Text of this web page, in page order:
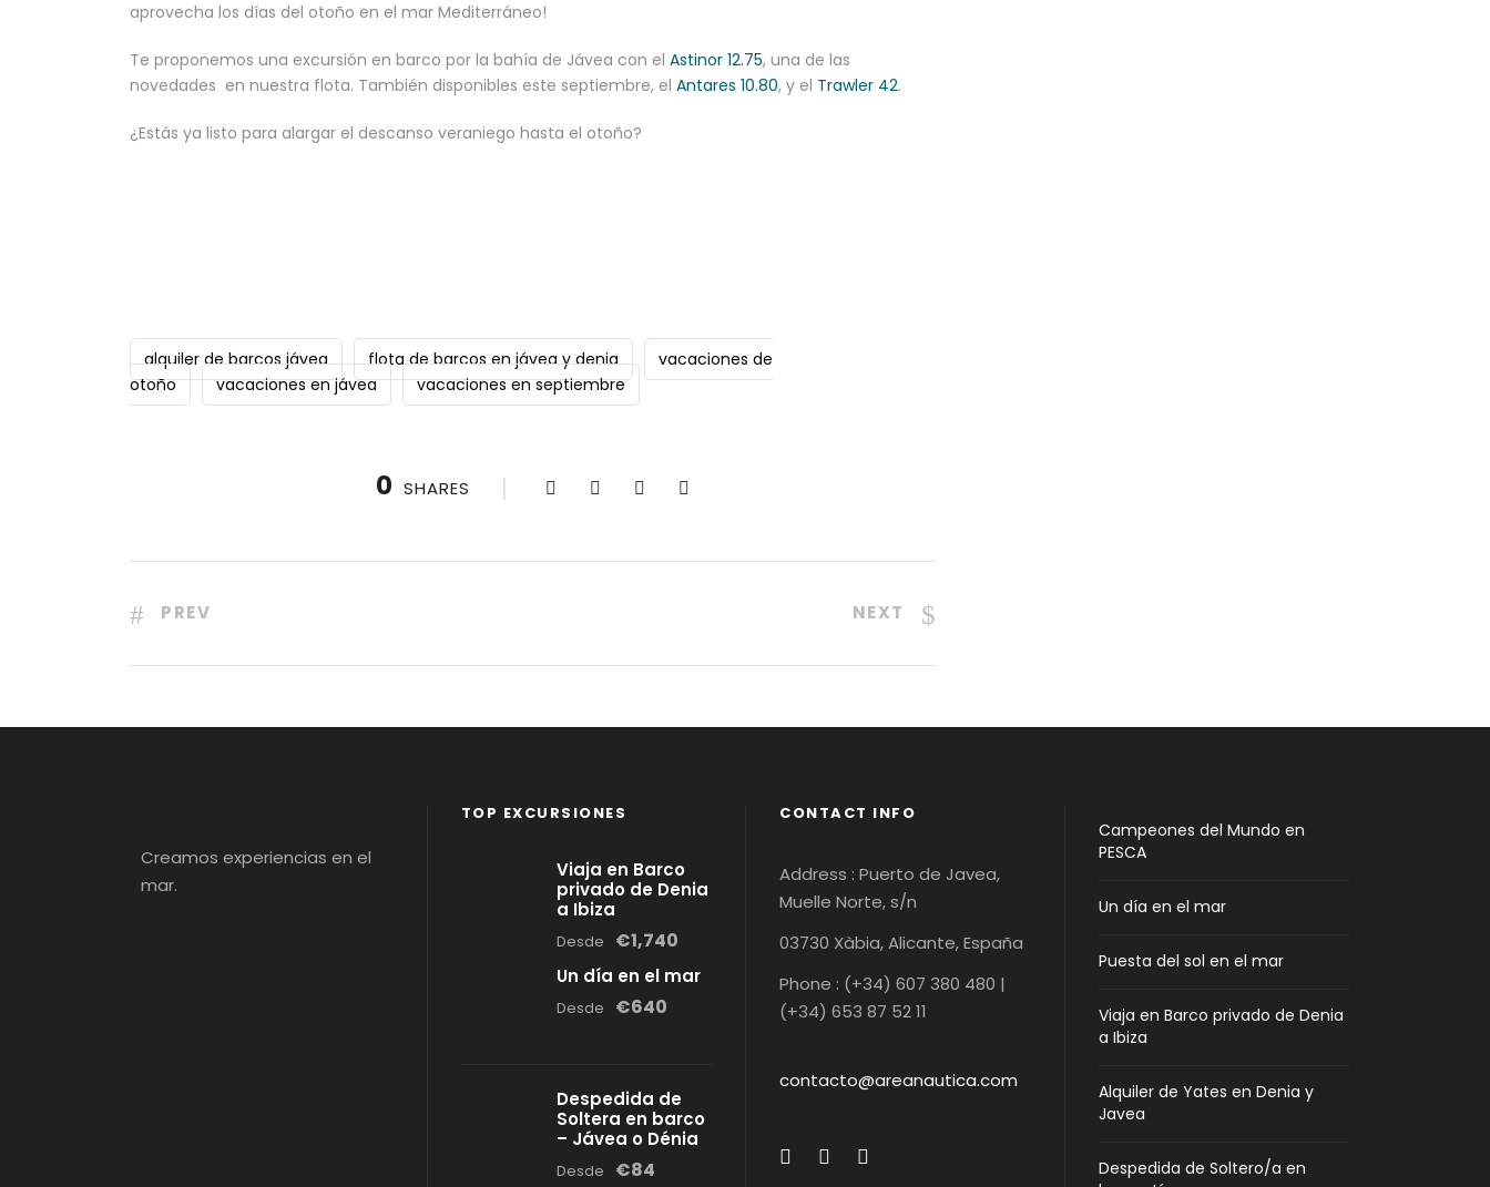
aprovecha los días del otoño en el mar Mediterráneo!
Te proponemos una excursión en barco por la bahía de Jávea con el Astinor 12.75, una de las
novedades en nuestra flota. También disponibles este septiembre, el Antares 10.80, y el Trawler 42.
¿Estás ya listo para alargar el descanso veraniego hasta el otoño?
alquiler de barcos jávea flota de barcos en jávea y denia
vacaciones de
otoño
vacaciones en jávea vacaciones en septiembre
0 SHARES
PREV NEXT
Creamos experiencias en el
mar.
TOP EXCURSIONES
Viaja en Barco
privado de Denia
a Ibiza
Desde €1,740
Un día en el mar
Desde €640
Despedida de
Soltera en barco
– Jávea o Dénia
Desde €84
CONTACT INFO
Address : Puerto de Javea,
Muelle Norte, s/n
03730 Xàbia, Alicante, España
Phone : (+34) 607 380 480 |
(+34) 653 87 52 11
contacto@areanautica.com
Campeones del Mundo en
PESCA
Un día en el mar
Puesta del sol en el mar
Viaja en Barco privado de Denia
a Ibiza
Alquiler de Yates en Denia y
Javea
Despedida de Soltero/a en